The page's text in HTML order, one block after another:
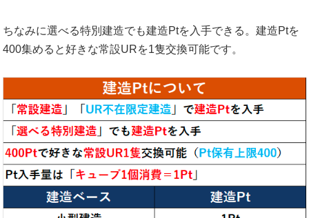
ちなみに選べる特別建造でも建造Ptを入手できる。建造Ptを
400集めると好きな常設URを1隻交換可能です。